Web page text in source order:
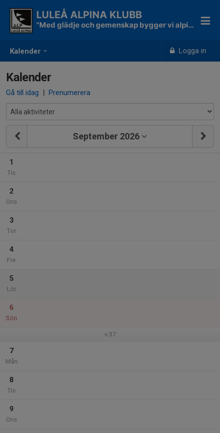
Kalender Logga in
LULEÅ ALPINA KLUBB
"Med glädje och gemenskap bygger vi alpina skidåkare"
Kalender
Gå till idag | Prenumerera
September 2026
1
Tis
2
Ons
3
Tor
4
Fre
5
Lör
6
Sön
v.37
7
Mån
8
Tis
9
Ons